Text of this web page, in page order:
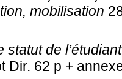
mobilisation
statut de
Dir. 62 p +